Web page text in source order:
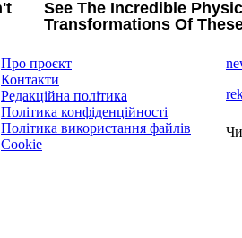
Про проєкт
Контакти
Редакційна політика
Політика конфіденційності
Політика використання файлів
Cookie